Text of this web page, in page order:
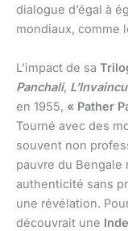
dialogue d’égal à
mondiaux, comme
L’impact de sa
Panchali, L’Invaincu
en 1955, « Pather
Tourné avec des
souvent non
pauvre du Bengale
authenticité sans
une révélation.
découvrait une